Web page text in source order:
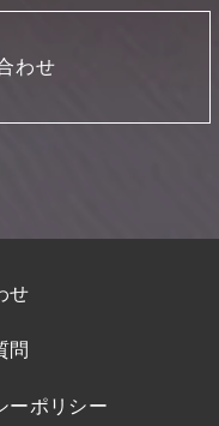
わせ
せ
問
ーポリシー